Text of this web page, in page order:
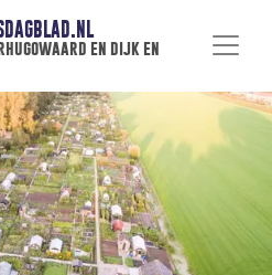
en dijk en